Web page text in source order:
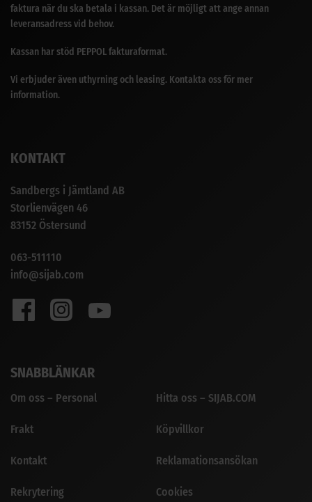
faktura när du ska betala i kassan. Det är möjligt att ange annan
leveransadress vid behov.
Kassan har stöd PEPPOL fakturaformat.
Vi erbjuder även uthyrning och leasing. Kontakta oss för mer
information.
KONTAKT
Sandbergs i Jämtland AB
Storlienvägen 46
83152 Östersund
063-511110
info@sijab.com
SNABBLÄNKAR
Om oss – Personal
Frakt
Kontakt
Rekrytering
Hitta oss – SIJAB.COM
Köpvillkor
Reklamationsansökan
Cookies